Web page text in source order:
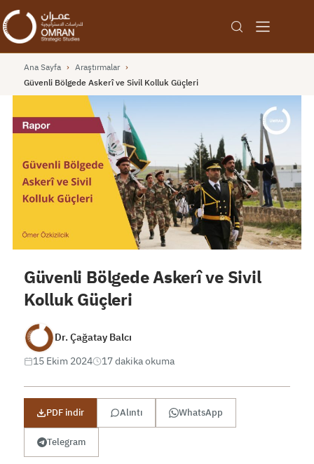
Ana Sayfa › Araştırmalar ›
Güvenli Bölgede Askerî ve Sivil Kolluk Güçleri
Güvenli Bölgede Askerî ve Sivil
Kolluk Güçleri
Dr. Çağatay Balcı
15 Ekim 2024
17 dakika okuma
PDF indir Alıntı WhatsApp
Telegram